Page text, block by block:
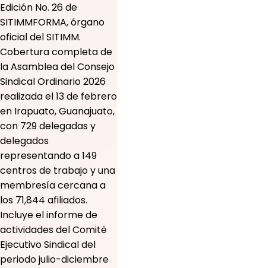
Edición No. 26 de
SITIMMFORMA, órgano
oficial del SITIMM.
Cobertura completa de
la Asamblea del Consejo
Sindical Ordinario 2026
realizada el 13 de febrero
en Irapuato, Guanajuato,
con 729 delegadas y
delegados
representando a 149
centros de trabajo y una
membresía cercana a
los 71,844 afiliados.
Incluye el informe de
actividades del Comité
Ejecutivo Sindical del
periodo julio-diciembre